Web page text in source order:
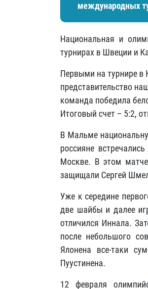
международных
Национальная и
турнирах в Швеции и
Первыми на турнире в
представительство
команда победила
Итоговый счет – 5:2,
В Мальме
россияне
Москве. В этом
защищали Сергей
Уже к середине
две шайбы и далее
отличился Иннала.
после небольшого
Ялонена все-таки
Пуустинена.
12 февраля